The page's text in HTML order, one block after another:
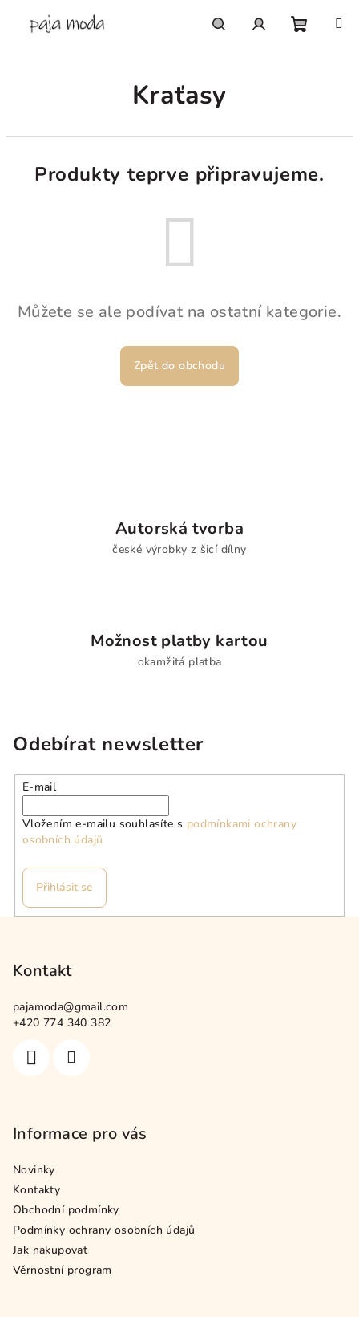
Kraťasy
Produkty teprve připravujeme.
Můžete se ale podívat na ostatní kategorie.
Zpět do obchodu
Autorská tvorba
české výrobky z šicí dílny
Možnost platby kartou
okamžitá platba
Odebírat newsletter
E-mail
Vložením e-mailu souhlasíte s podmínkami ochrany
osobních údajů
Přihlásit se
Kontakt
pajamoda@gmail.com
+420 774 340 382
Informace pro vás
Novinky
Kontakty
Obchodní podmínky
Podmínky ochrany osobních údajů
Jak nakupovat
Věrnostní program